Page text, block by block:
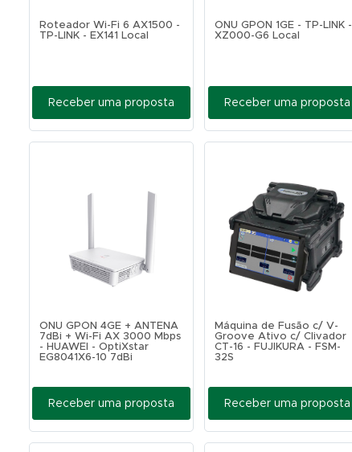
Roteador Wi-Fi 6 AX1500 -
TP-LINK - EX141 Local
Receber uma proposta
ONU GPON 1GE - TP-LINK -
XZ000-G6 Local
Receber uma proposta
ONU GPON 4GE + ANTENA
7dBi + Wi-Fi AX 3000 Mbps
- HUAWEI - OptiXstar
EG8041X6-10 7dBi
Receber uma proposta
Máquina de Fusão c/ V-
Groove Ativo c/ Clivador
CT-16 - FUJIKURA - FSM-
32S
Receber uma proposta